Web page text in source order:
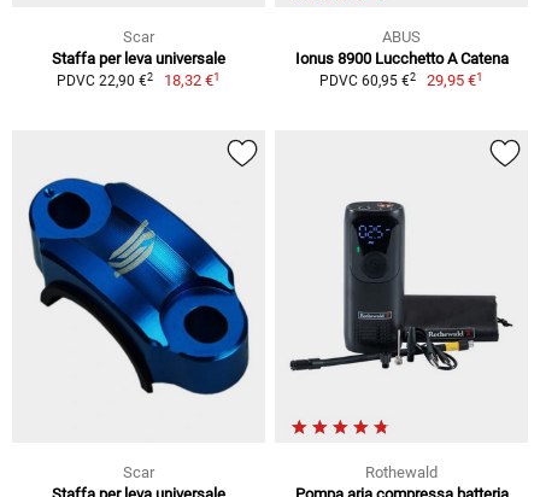
Scar
Staffa per leva universale
PDVC 22,90 €2 18,32 €1
ABUS
Ionus 8900 Lucchetto A Catena
PDVC 60,95 €2 29,95 €1
Scar
Rothewald